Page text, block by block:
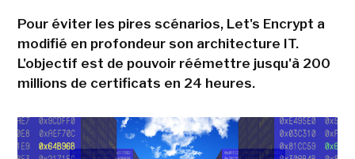
Pour éviter les pires scénarios, Let's Encrypt a
modifié en profondeur son architecture IT.
L'objectif est de pouvoir réémettre jusqu'à 200
millions de certificats en 24 heures.